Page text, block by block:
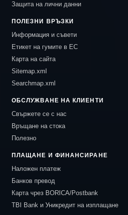
Защита на лични данни
ПОЛЕЗНИ ВРЪЗКИ
Информация и съвети
Етикет на гумите в ЕС
Карта на сайта
Sitemap.xml
Searchmap.xml
ОБСЛУЖВАНЕ НА КЛИЕНТИ
Свържете се с нас
Връщане на стока
Полезно
ПЛАЩАНЕ И ФИНАНСИРАНЕ
Наложен платеж
Банков превод
Карта чрез BORICA/Postbank
TBI Bank и Уникредит на изплащане